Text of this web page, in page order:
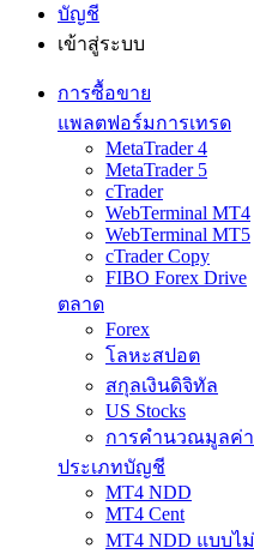
บัญชี
เข้าสู่ระบบ
การซื้อขาย
แพลตฟอร์มการเทรด
MetaTrader 4
MetaTrader 5
cTrader
WebTerminal MT4
WebTerminal MT5
cTrader Copy
FIBO Forex Drive
ตลาด
Forex
โลหะสปอต
สกุลเงินดิจิทัล
US Stocks
การคำนวณมูลค่
ประเภทบัญชี
MT4 NDD
MT4 Cent
MT4 NDD แบบ